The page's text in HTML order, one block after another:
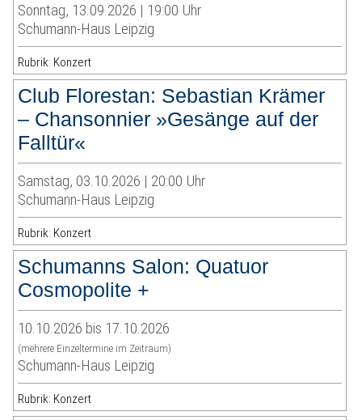
Sonntag, 13.09.2026 | 19:00 Uhr
Schumann-Haus Leipzig
Rubrik: Konzert
Club Florestan: Sebastian Krämer
– Chansonnier »Gesänge auf der
Falltür«
Samstag, 03.10.2026 | 20:00 Uhr
Schumann-Haus Leipzig
Rubrik: Konzert
Schumanns Salon: Quatuor
Cosmopolite +
10.10.2026 bis 17.10.2026
(mehrere Einzeltermine im Zeitraum)
Schumann-Haus Leipzig
Rubrik: Konzert